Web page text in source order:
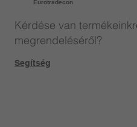
Eurotradecon
Kérdése van
megrendeléséről?
Segítség